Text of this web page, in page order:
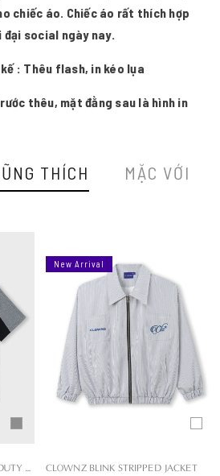
chiếc áo. Chiếc áo rất thích hợp
social ngày nay.
: Thêu flash, in kéo lụa
thêu, mặt đằng sau là hình in
THÍCH MẶC VỚI
New Arrival
CLOWNZ BLINK STRIPPED JACKET